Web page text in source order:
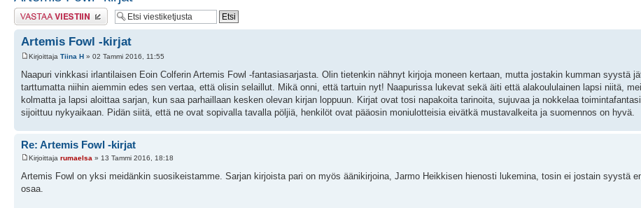
Lähetä vastaus
Artemis Fowl -kirjat
Kirjoittaja Tiina H » 02 Tammi 2016, 11:55
Naapuri vinkkasi irlantilaisen Eoin Colferin Artemis Fowl -fantasiasarjasta. Olin tietenkin nähnyt kirjoja moneen kertaan, mutta jostakin kumman syystä
tarttumatta niihin aiemmin edes sen vertaa, että olisin selaillut. Mikä onni, että tartuin nyt! Naapurissa lukevat sekä äiti että alakoululainen lapsi niitä,
kolmatta ja lapsi aloittaa sarjan, kun saa parhaillaan kesken olevan kirjan loppuun. Kirjat ovat tosi napakoita tarinoita, sujuvaa ja nokkelaa
sijoittuu nykyaikaan. Pidän siitä, että ne ovat sopivalla tavalla pöljiä, henkilöt ovat pääosin moniulotteisia eivätkä mustavalkeita ja suomennos on hyvä.
Re: Artemis Fowl -kirjat
Kirjoittaja rumaelsa » 13 Tammi 2016, 18:18
Artemis Fowl on yksi meidänkin suosikeistamme. Sarjan kirjoista pari on myös äänikirjoina, Jarmo Heikkisen hienosti lukemina, tosin ei jostain syystä
osaa.